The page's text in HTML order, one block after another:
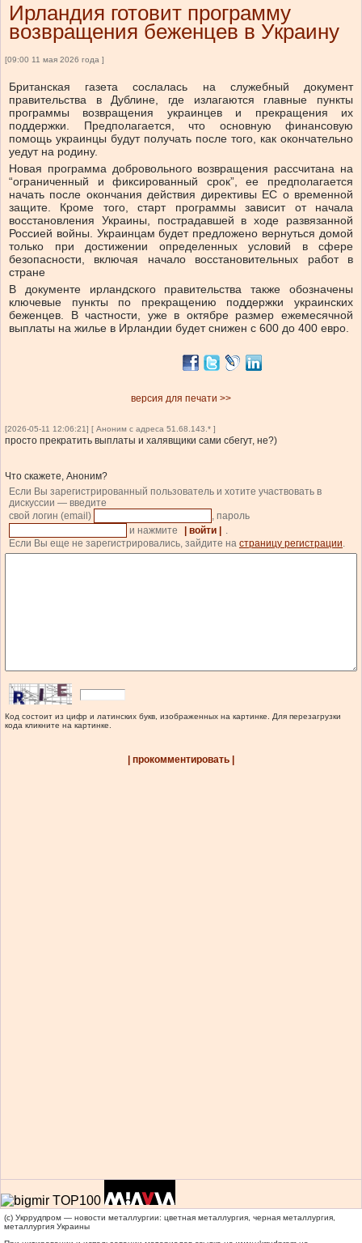
Ирландия готовит программу
возвращения беженцев в Украину
[09:00 11 мая 2026 года ]
Британская газета сослалась на служебный документ
правительства в Дублине, где излагаются главные пункты
программы возвращения украинцев и прекращения их
поддержки. Предполагается, что основную финансовую
помощь украинцы будут получать после того, как окончательно
уедут на родину.
Новая программа добровольного возвращения рассчитана на
“ограниченный и фиксированный срок”, ее предполагается
начать после окончания действия директивы ЕС о временной
защите. Кроме того, старт программы зависит от начала
восстановления Украины, пострадавшей в ходе развязанной
Россией войны. Украинцам будет предложено вернуться домой
только при достижении определенных условий в сфере
безопасности, включая начало восстановительных работ в
стране
В документе ирландского правительства также обозначены
ключевые пункты по прекращению поддержки украинских
беженцев. В частности, уже в октябре размер ежемесячной
выплаты на жилье в Ирландии будет снижен с 600 до 400 евро.
версия для печати >>
[2026-05-11 12:06:21] [ Аноним с адреса 51.68.143.* ]
просто прекратить выплаты и халявщики сами сбегут, не?)
Что скажете, Аноним?
Если Вы зарегистрированный пользователь и хотите участвовать в
дискуссии — введите
свой логин (email)
, пароль
и нажмите
| войти |
.
Если Вы еще не зарегистрировались, зайдите на страницу регистрации.
Код состоит из цифр и латинских букв, изображенных на картинке. Для перезагрузки
кода кликните на картинке.
| прокомментировать |
(c) Укррудпром — новости металлургии: цветная металлургия, черная металлургия,
металлургия Украины